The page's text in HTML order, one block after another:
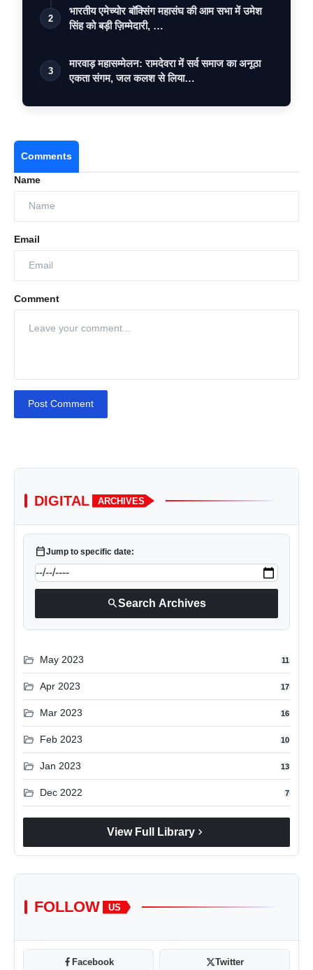
2
भारतीय एमेच्योर बॉक्सिंग महासंघ की आम सभा में उमेश
सिंह को बड़ी ज़िम्मेदारी, …
3
मारवाड़ महासम्मेलन: रामदेवरा में सर्व समाज का अनूठा
एकता संगम, जल कलश से लिया…
Comments
Name
Email
Comment
Post Comment
DIGITAL ARCHIVES
calendar_todayJump to specific date:
searchSearch Archives
folder_open May 2023 11
folder_open Apr 2023 17
folder_open Mar 2023 16
folder_open Feb 2023 10
folder_open Jan 2023 13
folder_open Dec 2022 7
View Full Library chevron_right
FOLLOW US
Facebook Twitter